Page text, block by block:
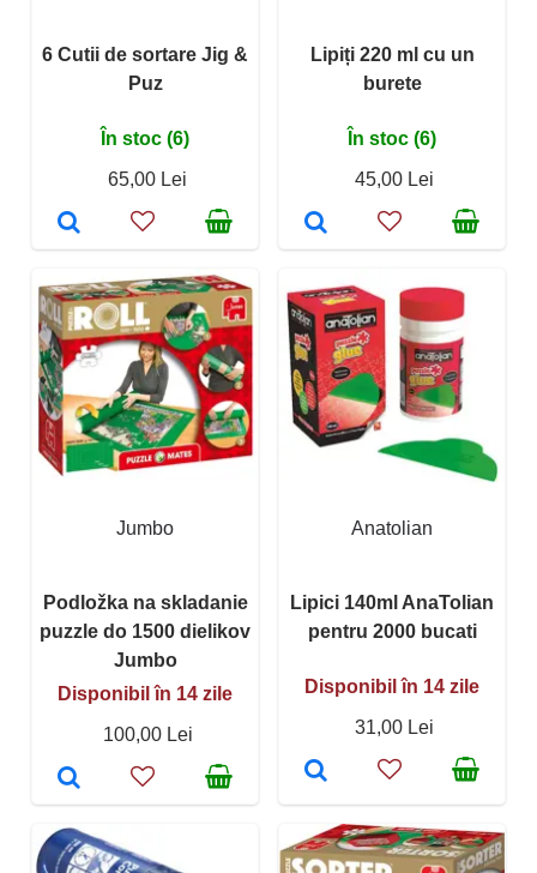
6 Cutii de sortare Jig &
Puz
În stoc (6)
65,00 Lei
Lipiți 220 ml cu un
burete
În stoc (6)
45,00 Lei
Jumbo
Podložka na skladanie
puzzle do 1500 dielikov
Jumbo
Disponibil în 14 zile
100,00 Lei
Anatolian
Lipici 140ml AnaTolian
pentru 2000 bucati
Disponibil în 14 zile
31,00 Lei